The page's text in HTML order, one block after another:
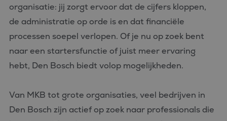
organisatie: jij zorgt ervoor dat de cijfers kloppen,
de administratie op orde is en dat financiële
processen soepel verlopen. Of je nu op zoek bent
naar een startersfunctie of juist meer ervaring
hebt, Den Bosch biedt volop mogelijkheden.
Van MKB tot grote organisaties, veel bedrijven in
Den Bosch zijn actief op zoek naar professionals die